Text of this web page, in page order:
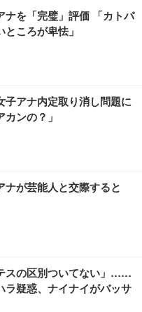
デスクチェア 疲れない テレ
レスト 30度ロッキング機
ート 90度跳ね上げ式アーム
ッシュ ゲーミング/勉強/事
チェア (ブラック)
デスクチェア 疲れない テレ
レスト 30度ロッキング機
ート 90度跳ね上げ式アーム
チェア (ホワイト)
ア デスクチェア 肘なし メ
ポート付き 腰サポート ガ
転 キャスター付き コンパク
モニター DualSense 充電
）
27インチ 液晶モニタ
）VA 非光沢 HDMI/DisplayP
高さ調整 スイベル VESA対
FHD】GRAPHT THE S
24” Essential ゲーミン
チ 1ms FHD 量子ドット 残
オムツ L 中型犬用 26枚入
ーシック) 【Amazon.co.jp
リスオーヤマ ペットシーツ
枚入 (x 1) (ケース販売)
シーツ 超厚型 お徳用 レギ
限定】
ナを「完璧」評価 「カトパ
ころが卑怯」
子アナ内定取り消し問題に
カンの？」
ナが芸能人と交際すると
スの区別ついてない」……
ラ疑惑、ナイナイがバッサ